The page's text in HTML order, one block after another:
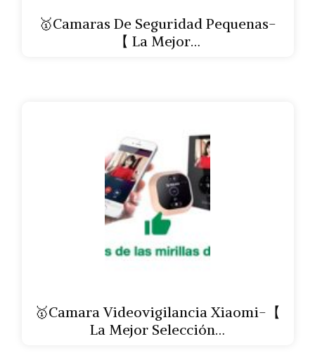
🥇Camaras De Seguridad Pequenas-
【 La Mejor…
🥇Camara Videovigilancia Xiaomi-【
La Mejor Selección…